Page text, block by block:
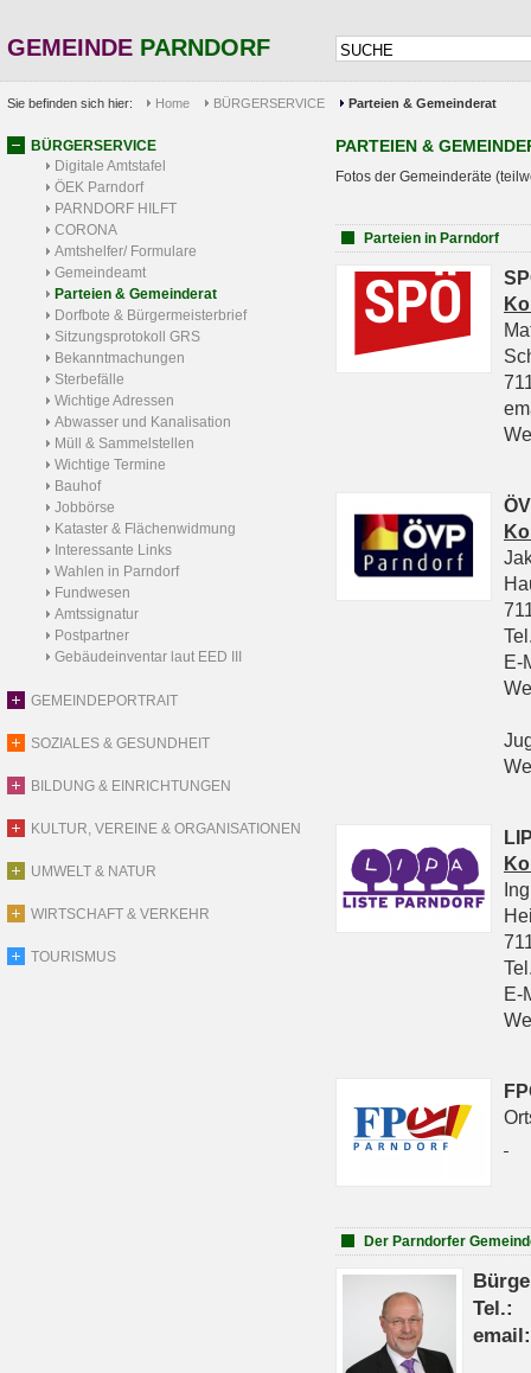
GEMEINDE PARNDORF
Sie befinden sich hier: Home BÜRGERSERVICE Parteien & Gemeinderat
BÜRGERSERVICE
Digitale Amtstafel
ÖEK Parndorf
PARNDORF HILFT
CORONA
Amtshelfer/ Formulare
Gemeindeamt
Parteien & Gemeinderat
Dorfbote & Bürgermeisterbrief
Sitzungsprotokoll GRS
Bekanntmachungen
Sterbefälle
Wichtige Adressen
Abwasser und Kanalisation
Müll & Sammelstellen
Wichtige Termine
Bauhof
Jobbörse
Kataster & Flächenwidmung
Interessante Links
Wahlen in Parndorf
Fundwesen
Amtssignatur
Postpartner
Gebäudeinventar laut EED III
GEMEINDEPORTRAIT
SOZIALES & GESUNDHEIT
BILDUNG & EINRICHTUNGEN
KULTUR, VEREINE & ORGANISATIONEN
UMWELT & NATUR
WIRTSCHAFT & VERKEHR
TOURISMUS
PARTEIEN &
Fotos der Gemeinderäte
Parteien in Parndorf
E-
E-
Der Parndorfer